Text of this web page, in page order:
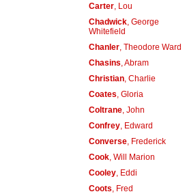
Carter, Lou
Chadwick, George
Whitefield
Chanler, Theodore Ward
Chasins , Abram
Christian, Charlie
Coates , Gloria
Coltrane, John
Confrey, Edward
Converse, Frederick
Cook, Will Marion
Cooley, Eddi
Coots , Fred